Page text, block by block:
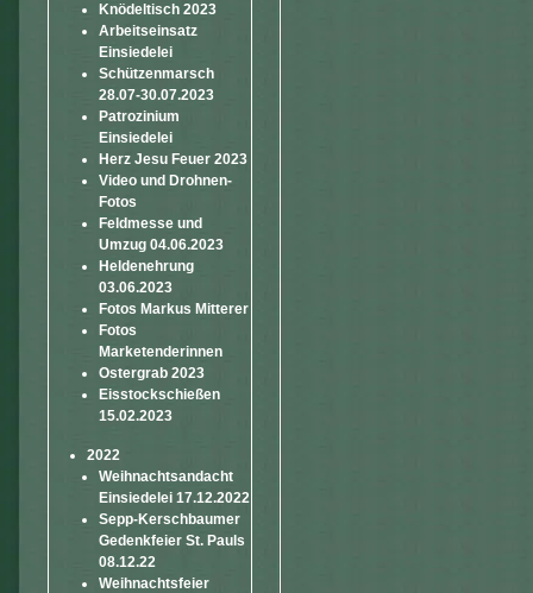
Knödeltisch 2023
Arbeitseinsatz
Einsiedelei
Schützenmarsch
28.07-30.07.2023
Patrozinium
Einsiedelei
Herz Jesu Feuer 2023
Video und Drohnen-
Fotos
Feldmesse und
Umzug 04.06.2023
Heldenehrung
03.06.2023
Fotos Markus Mitterer
Fotos
Marketenderinnen
Ostergrab 2023
Eisstockschießen
15.02.2023
2022
Weihnachtsandacht
Einsiedelei 17.12.2022
Sepp-Kerschbaumer
Gedenkfeier St. Pauls
08.12.22
Weihnachtsfeier